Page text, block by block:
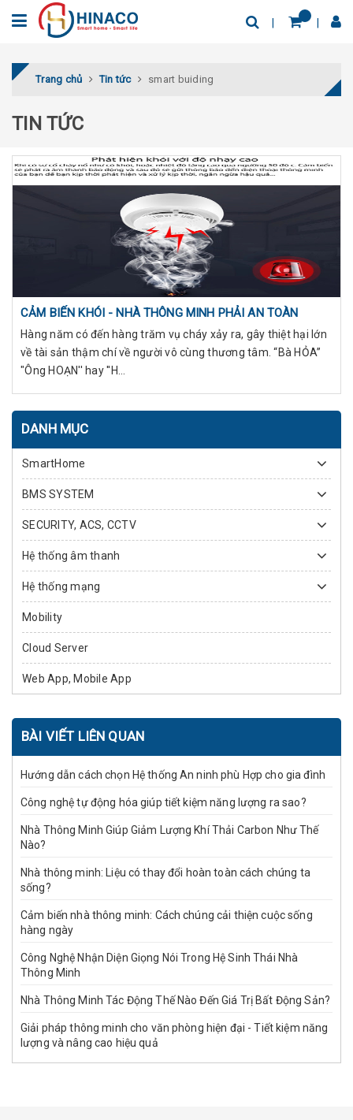
Trang chủ Tin tức smart buiding
TIN TỨC
CẢM BIẾN KHÓI - NHÀ THÔNG MINH PHẢI AN TOÀN
Hàng năm có đến hàng trăm vụ cháy xảy ra, gây thiệt hại lớn
về tài sản thậm chí về người vô cùng thương tâm. “Bà HỎA”
"Ông HOẠN'' hay ''H...
DANH MỤC
SmartHome
BMS SYSTEM
SECURITY, ACS, CCTV
Hệ thống âm thanh
Hệ thống mạng
Mobility
Cloud Server
Web App, Mobile App
BÀI VIẾT LIÊN QUAN
Hướng dẫn cách chọn Hệ thống An ninh phù Hợp cho gia đình
Công nghệ tự động hóa giúp tiết kiệm năng lượng ra sao?
Nhà Thông Minh Giúp Giảm Lượng Khí Thải Carbon Như Thế
Nào?
Nhà thông minh: Liệu có thay đổi hoàn toàn cách chúng ta
sống?
Cảm biến nhà thông minh: Cách chúng cải thiện cuộc sống
hàng ngày
Công Nghệ Nhận Diện Giọng Nói Trong Hệ Sinh Thái Nhà
Thông Minh
Nhà Thông Minh Tác Động Thế Nào Đến Giá Trị Bất Động Sản?
Giải pháp thông minh cho văn phòng hiện đại - Tiết kiệm năng
lượng và nâng cao hiệu quả